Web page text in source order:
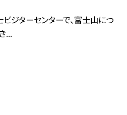
ジターセンターで、富士山につ
...